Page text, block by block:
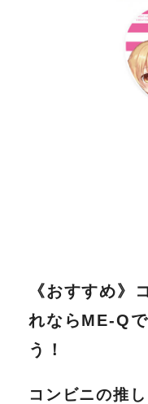
《おすすめ》
れならME-Q
う！
コンビニの推